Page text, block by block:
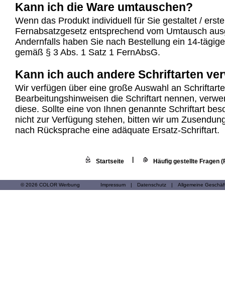
Kann ich die Ware umtauschen?
Wenn das Produkt individuell für Sie gestaltet /
Fernabsatzgesetz entsprechend vom Umtausch
Andernfalls haben Sie nach Bestellung ein 14-
gemäß § 3 Abs. 1 Satz 1 FernAbsG.
Kann ich auch andere Schriftarten
Wir verfügen über eine große Auswahl an
Bearbeitungshinweisen die Schriftart nennen,
diese. Sollte eine von Ihnen genannte Schriftart
nicht zur Verfügung stehen, bitten wir um
nach Rücksprache eine adäquate Ersatz-Schriftart.
Startseite Häufig gestellte Fragen
© 2026 COLOR Werbung Impressum | Datenschutz | Allgemeine